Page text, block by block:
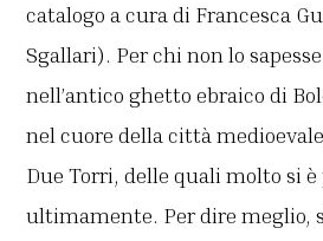
catalogo a cura di Francesca
Sgallari). Per chi non lo
nell’antico ghetto ebraico di
nel cuore della città
Due Torri, delle quali molto si è
ultimamente. Per dire meglio,